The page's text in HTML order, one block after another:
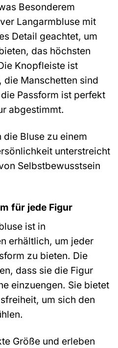
Besonderem
Langarmbluse mit
Detail geachtet, um
das höchsten
Knopfleiste ist
Manschetten sind
Passform ist perfekt
abgestimmt.
die Bluse zu einem
unterstreicht
Selbstbewusstsein
für jede Figur
ist in
erhältlich, um jeder
zu bieten. Die
dass sie die Figur
einzuengen. Sie bietet
um sich den
Größe und erleben